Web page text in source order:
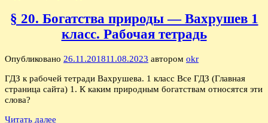
§ 20. Богатства природы — Вахрушев 1
класс. Рабочая тетрадь
Опубликовано 26.11.201811.08.2023 автором okr
ГДЗ к рабочей тетради Вахрушева. 1 класс Все ГДЗ (Главная
страница сайта) 1. К каким природным богатствам относятся эти
слова?
Читать далее